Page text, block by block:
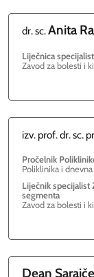
dr. sc.Anita
Liječnica
Zavod za bolesti i
izv. prof. dr. sc.
Pročelnik
Poliklinika i
Liječnik specijalist
segmenta
Zavod za bolesti i
Dean